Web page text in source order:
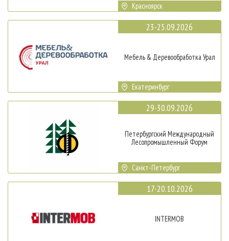
Красноярск
23-25.09.2026
Мебель & Деревообработка Урал
Екатеринбург
29-30.09.2026
Петербургский Международный
Лесопромышленный Форум
Санкт-Петербург
17-20.10.2026
INTERMOB